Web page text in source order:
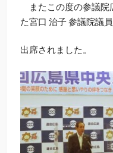
またこの度の参議院
た宮口 治子 参議院議
出席されました。